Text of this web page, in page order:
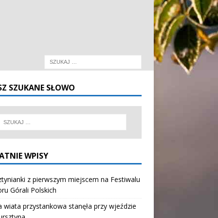
SZUKANE SŁOWO
WPISY
z pierwszym miejscem na Festiwalu
Górali Polskich
wiata przystankowa stanęła przy wjeździe